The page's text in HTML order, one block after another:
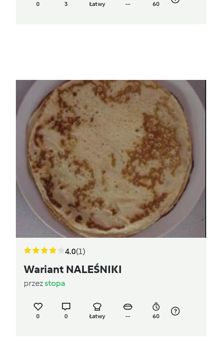
0 3 Łatwy -- 60
4.0(1)
Wariant NALEŚNIKI
przezstopa
0 0 Łatwy -- 60